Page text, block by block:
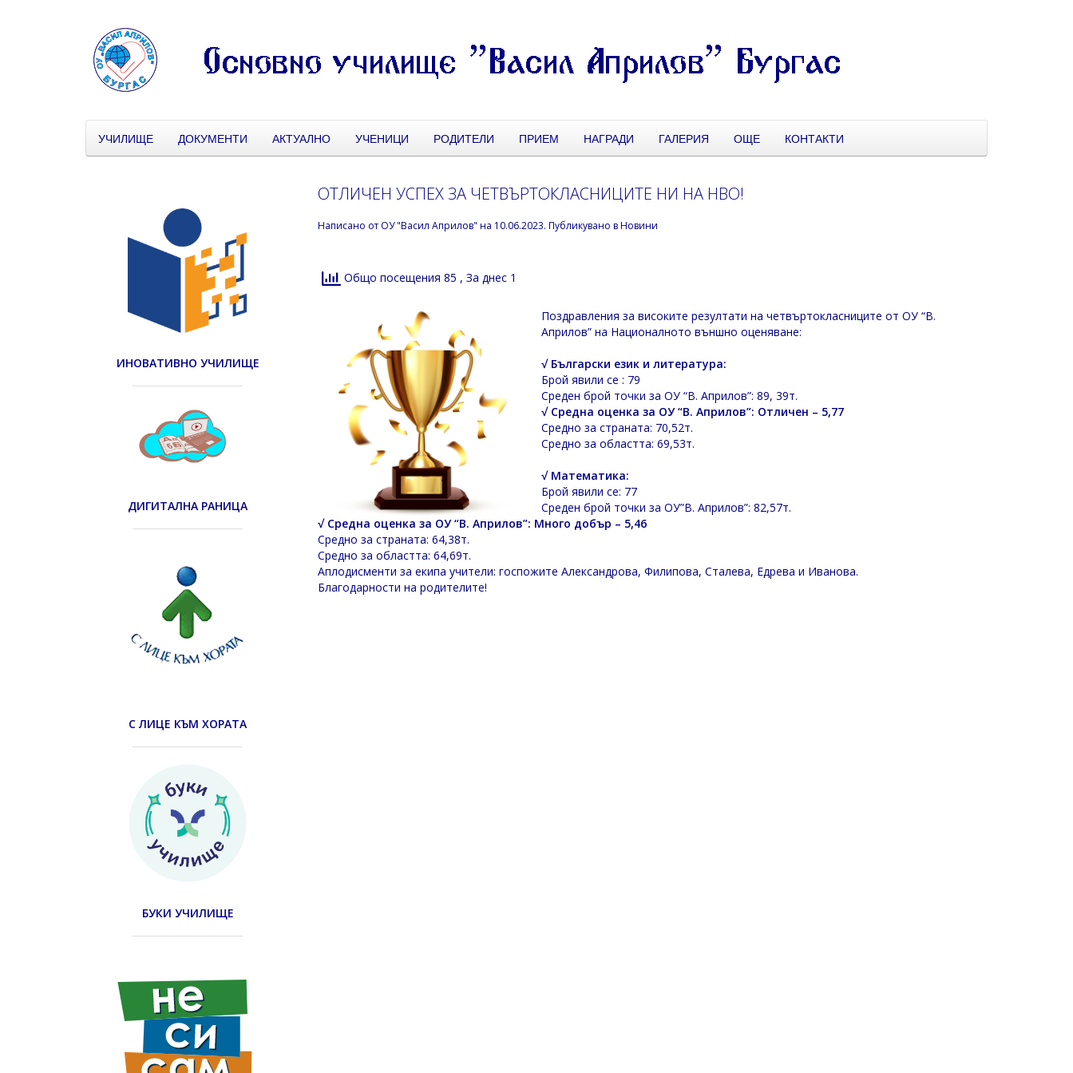
УЧИЛИЩЕ ДОКУМЕНТИ АКТУАЛНО УЧЕНИЦИ РОДИТЕЛИ ПРИЕМ НАГРАДИ ГАЛЕРИЯ ОЩЕ КОНТАКТИ
ОТЛИЧЕН УСПЕХ ЗА ЧЕТВЪРТОКЛАСНИЦИТЕ НИ НА НВО!
Написано от ОУ "Васил Априлов" на 10.06.2023. Публикувано вНовини
Общо посещения 85 , За днес 1
Поздравления за високите резултати на четвъртокласниците от ОУ “В.
Априлов” на Националното външно оценяване:
√ Български език и литература:
Брой явили се : 79
Среден брой точки за ОУ “В. Априлов”: 89, 39т.
√ Средна оценка за ОУ “В. Априлов”: Отличен – 5,77
Средно за страната: 70,52т.
Средно за областта: 69,53т.
√ Математика:
Брой явили се: 77
Среден брой точки за ОУ”В. Априлов”: 82,57т.
√ Средна оценка за ОУ “В. Априлов”: Много добър – 5,46
Средно за страната: 64,38т.
Средно за областта: 64,69т.
Аплодисменти за екипа учители: госпожите Александрова, Филипова, Сталева, Едрева и Иванова.
Благодарности на родителите!
ИНОВАТИВНО УЧИЛИЩЕ
ДИГИТАЛНА РАНИЦА
С ЛИЦЕ КЪМ ХОРАТА
БУКИ УЧИЛИЩЕ